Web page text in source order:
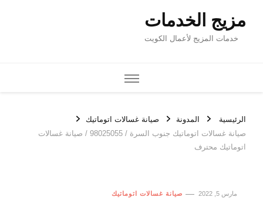
مزيج الخدمات
خدمات المزيج لأعمال الكويت
الرئيسية المدونة
صيانة غسالات اتوماتيك
صيانة غسالات اتوماتيك جنوب السرة / 98025055 / صيانة غسالات
اتوماتيك محترف
مارس 5, 2022 صيانة غسالات اتوماتيك